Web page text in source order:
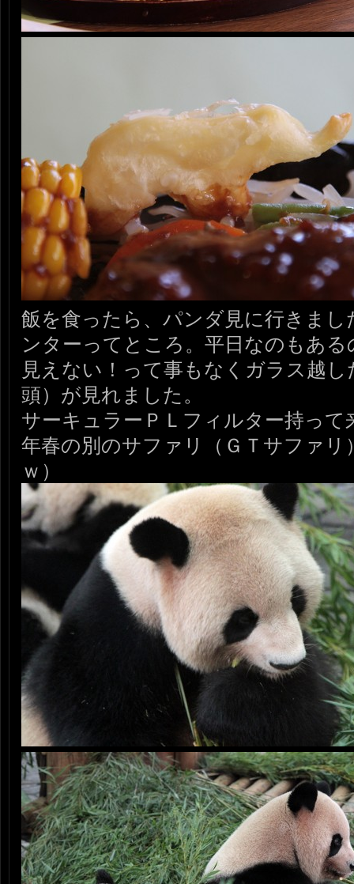
飯を食ったら、パンダ見に行きま
ンターってところ。平日なのもあ
見えない！って事もなくガラス越
頭）が見れました。
サーキュラーＰＬフィルター持って
年春の別のサファリ（ＧＴサファ
ｗ）